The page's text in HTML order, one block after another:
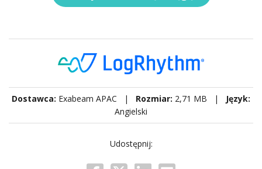
Dostawca: Exabeam APAC | Rozmiar: 2,71 MB |
Język:
Angielski
Udostępnij: